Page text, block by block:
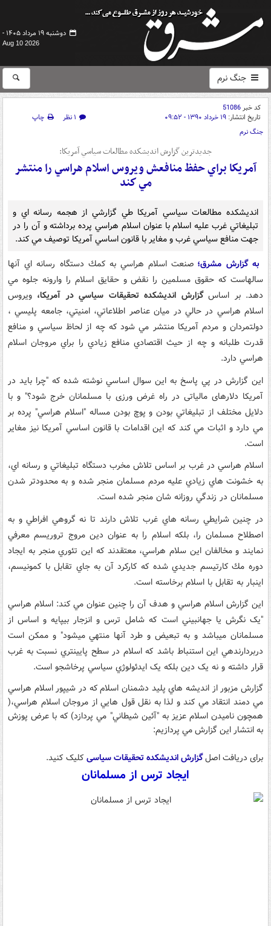
دوشنبه ۱۹ مرداد ۱۴۰۵ -
Aug 10 2026
جنگ نرم
کد خبر51086
تاریخ انتشار: ۱۹ خرداد ۱۳۹۰ - ۰۹:۵۲ ۱ نظر
چاپ
جنگ نرم
جدیدترین گزارش انديشكده مطالعات سياسي آمريكا:
آمريكا براي حفظ منافعش ويروس اسلام هراسي را منتشر
مي كند
انديشكده مطالعات سياسي آمريكا طي گزارشي از هجمه رسانه اي و
تبليغاتي غرب عليه اسلام با عنوان اسلام هراسي پرده برداشته و آن را در
جهت منافع سياسي غرب و مغاير با قانون اساسي آمريكا توصيف مي كند.
به گزارش مشرق؛ صنعت اسلام هراسي به كمك دستگاه رسانه اي آنها
سالهاست كه حقوق مسلمين را نقض و حقايق اسلام را وارونه جلوه مي
دهد. بر اساسگزارش انديشكده تحقيقات سياسي در آمريكا، ويروس
اسلام هراسي در حالي در ميان عناصر اطلاعاتي، امنيتي، جامعه پليسي ،
دولتمردان و مردم آمريكا منتشر مي شود كه چه از لحاظ سياسي و منافع
قدرت طلبانه و چه از حيث اقتصادي منافع زيادي را براي مروجان اسلام
هراسي دارد.
اين گزارش در پي پاسخ به اين سوال اساسي نوشته شده كه "چرا باید در
آمریکا دلار­های مالیاتی در راه غرض ورزی با مسلمانان خرج شود؟" و با
دلايل مختلف از تبليغاتي بودن و پوچ بودن مساله "اسلام هراسي" پرده بر
مي دارد و اثبات مي كند كه اين اقدامات با قانون اساسي آمريكا نيز مغاير
است.
اسلام هراسي در غرب بر اساس تلاش مخرب دستگاه تبليغاتي و رسانه اي،
به خشونت هاي زيادي عليه مردم مسلمان منجر شده و به محدودتر شدن
مسلمانان در زندگي روزانه شان منجر شده است.
در چنين شرايطي رسانه هاي غرب تلاش دارند تا نه گروهي افراطي و به
اصطلاح مسلمان را، بلكه اسلام را به عنوان دين مروج تروريسم معرفي
نمايند و مخالفان اين سلام هراسي، معتقدند كه اين تئوري منجر به ايجاد
دوره مك كارتيسم جديدي شده كه كاركرد آن به جاي تقابل با كمونيسم،
اينبار به تقابل با اسلام برخاسته است.
اين گزارش اسلام هراسي و هدف آن را چنين عنوان مي كند: اسلا­م هراسي
"يک نگرش يا جهان­بيني است که شامل ترس و انزجار بي­پايه ­و ­اساس از
مسلمانان مي­باشد و به تبعيض و طرد آن­ها منتهي مي­شود" و ممکن است
دربردارنده­ي اين استنباط باشد که اسلام در سطح پايين­تري نسبت به غرب
قرار داشته و نه يک دين بلکه يک ايدئولوژي سياسي پرخاش­جو است.
گزارش مزبور از انديشه هاي پليد دشمنان اسلام كه در شيپور اسلام هراسي
مي دمند انتقاد مي كند و لذا به نقل قول هايي از مروجان اسلام هراسي،(
همچون ناميدن اسلام عزيز به "آئين شيطاني" مي پردازد) كه با عرض پوزش
به انتشار اين گزارش مي پردازيم:
برای دریافت اصلگزارش اندیشکده تحقیقات سیاسی کلیک کنید.
ایجاد ترس از مسلمانان